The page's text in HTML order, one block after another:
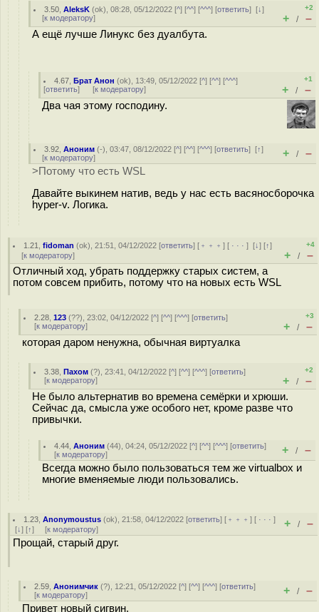
3.50 ,AleksK (ok), 08:28, 05/12/2022 [^] [^^] [^^^] [ответить][↓]
[к модератору]
+2
+ / –
А ещё лучше Линукс без дуалбута.
4.67 ,Брат Анон (ok), 13:49, 05/12/2022 [^] [^^] [^^^]
[ответить] [к модератору]
+1
+ / –
Два чая этому господину.
3.92 ,Аноним (-), 03:47, 08/12/2022 [^] [^^] [^^^] [ответить][↑]
[к модератору] + / –
>Потому что есть WSL
Давайте выкинем натив, ведь у нас есть васяносборочка
hyper-v. Логика.
1.21 ,fidoman (ok), 21:51, 04/12/2022 [ответить] [ ﹢﹢﹢] [ · · ·][↓] [↑]
[к модератору]
+4
+ / –
Отличный ход, убрать поддержку старых систем, а
потом совсем прибить, потому что на новых есть WSL
2.28 ,123 (??), 23:02, 04/12/2022 [^] [^^] [^^^] [ответить]
[к модератору]
+3
+ / –
которая даром ненужна, обычная виртуалка
3.38 ,Пахом (?), 23:41, 04/12/2022 [^] [^^] [^^^] [ответить]
[к модератору]
+2
+ / –
Не было альтернатив во времена семёрки и хрюши.
Сейчас да, смысла уже особого нет, кроме разве что
привычки.
4.44 ,Аноним (44), 04:24, 05/12/2022 [^] [^^] [^^^] [ответить]
[к модератору] + / –
Всегда можно было пользоваться тем же virtualbox и
многие вменяемые люди пользовались.
1.23 ,Anonymoustus (ok), 21:58, 04/12/2022 [ответить] [ ﹢﹢﹢] [ · · ·]
[↓] [↑] [к модератору] + / –
Прощай, старый друг.
2.59 ,Анонимчик (?), 12:21, 05/12/2022 [^] [^^] [^^^] [ответить]
[к модератору] + / –
Привет новый сигвин.